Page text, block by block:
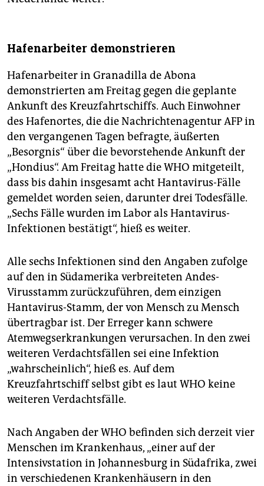
Hafenarbeiter demonstrieren
Hafenarbeiter in Granadilla de Abona
demonstrierten am Freitag gegen die geplante
Ankunft des Kreuzfahrtschiffs. Auch Einwohner
des Hafenortes, die die Nachrichtenagentur AFP in
den vergangenen Tagen befragte, äußerten
„Besorgnis“ über die bevorstehende Ankunft der
„Hondius“. Am Freitag hatte die WHO mitgeteilt,
dass bis dahin insgesamt acht Hantavirus-Fälle
gemeldet worden seien, darunter drei Todesfälle.
„Sechs Fälle wurden im Labor als Hantavirus-
Infektionen bestätigt“, hieß es weiter.
Alle sechs Infektionen sind den Angaben zufolge
auf den in Südamerika verbreiteten Andes-
Virusstamm zurückzuführen, dem einzigen
Hantavirus-Stamm, der von Mensch zu Mensch
übertragbar ist. Der Erreger kann schwere
Atemwegserkrankungen verursachen. In den zwei
weiteren Verdachtsfällen sei eine Infektion
„wahrscheinlich“, hieß es. Auf dem
Kreuzfahrtschiff selbst gibt es laut WHO keine
weiteren Verdachtsfälle.
Nach Angaben der WHO befinden sich derzeit vier
Menschen im Krankenhaus, „einer auf der
Intensivstation in Johannesburg in Südafrika, zwei
in verschiedenen Krankenhäusern in den